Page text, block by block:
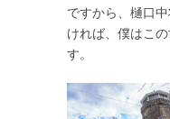
ですから、樋口
ければ、僕はこ
す。